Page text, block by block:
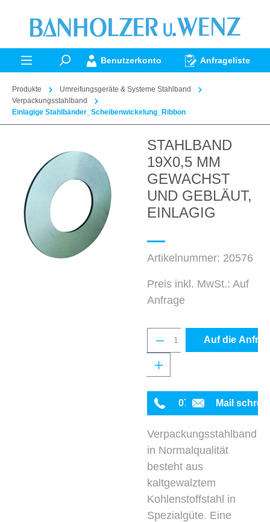
springen
Benutzerkonto Anfrageliste
Produkte
Umreifungsgeräte & Systeme Stahlband
Verpackungsstahlband
Einlagige Stahlbänder_Scheibenwickelung_Ribbon
STAHLBAND
19X0,5 MM
GEWACHST
UND GEBLÄUT,
EINLAGIG
Artikelnummer: 20576
Preis inkl. MwSt.: Auf
Anfrage
Produkt Anzahl:
Auf die
0711 342934-0
Mail
Verpackungsstahlband
in Normalqualität
besteht aus
kaltgewalztem
Kohlenstoffstahl in
Spezialgüte. Eine